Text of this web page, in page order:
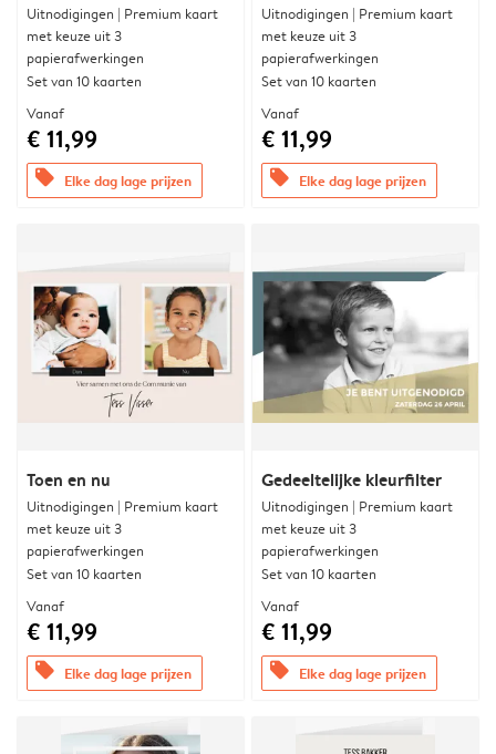
Uitnodigingen | Premium kaart
met keuze uit 3
papierafwerkingen
Set van 10 kaarten
Vanaf
€ 11,99
offers Elke dag lage prijzen
Uitnodigingen | Premium kaart
met keuze uit 3
papierafwerkingen
Set van 10 kaarten
Vanaf
€ 11,99
offers Elke dag lage prijzen
Toen en nu
Uitnodigingen | Premium kaart
met keuze uit 3
papierafwerkingen
Set van 10 kaarten
Vanaf
€ 11,99
offers Elke dag lage prijzen
Gedeeltelijke kleurfilter
Uitnodigingen | Premium kaart
met keuze uit 3
papierafwerkingen
Set van 10 kaarten
Vanaf
€ 11,99
offers Elke dag lage prijzen